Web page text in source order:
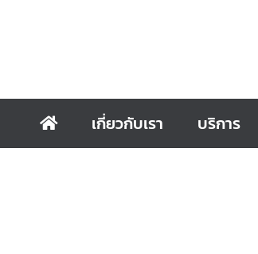
เกี่ยวกับเรา บริการ